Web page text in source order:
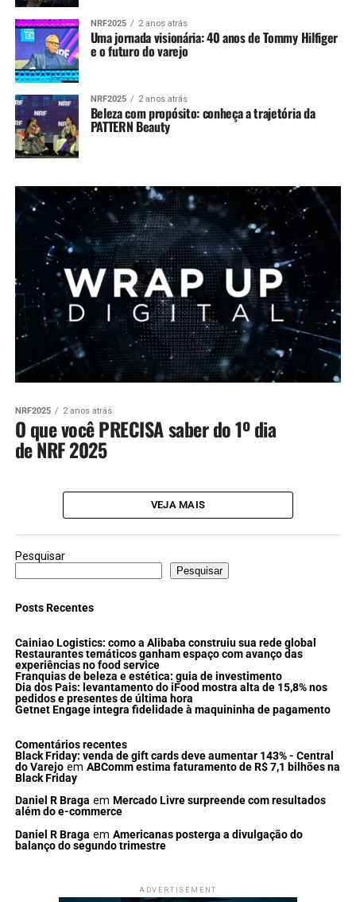
NRF2025 2 anos atrás
Uma jornada visionária: 40 anos de Tommy Hilfiger
e o futuro do varejo
NRF2025 2 anos atrás
Beleza com propósito: conheça a trajetória da
PATTERN Beauty
NRF2025 2 anos atrás
O que você PRECISA saber do 1º dia
de NRF 2025
VEJA MAIS
Pesquisar
Pesquisar
Posts Recentes
Cainiao Logistics: como a Alibaba construiu sua rede global
Restaurantes temáticos ganham espaço com avanço das
experiências no food service
Franquias de beleza e estética: guia de investimento
Dia dos Pais: levantamento do iFood mostra alta de 15,8% nos
pedidos e presentes de última hora
Getnet Engage integra fidelidade à maquininha de pagamento
Comentários recentes
Black Friday: venda de gift cards deve aumentar 143% - Central
do Varejoem ABComm estima faturamento de R$ 7,1 bilhões na
Black Friday
Daniel R Braga em Mercado Livre surpreende com resultados
além do e-commerce
Daniel R Braga em Americanas posterga a divulgação do
balanço do segundo trimestre
ADVERTISEMENT